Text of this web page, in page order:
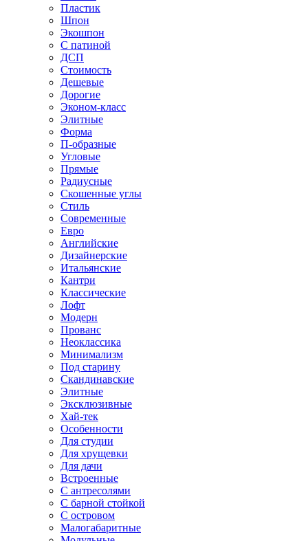
Пластик
Шпон
Экошпон
С патиной
ДСП
Стоимость
Дешевые
Дорогие
Эконом-класс
Элитные
Форма
П-образные
Угловые
Прямые
Радиусные
Скошенные углы
Стиль
Современные
Евро
Английские
Дизайнерские
Итальянские
Кантри
Классические
Лофт
Модерн
Прованс
Неоклассика
Минимализм
Под старину
Скандинавские
Элитные
Эксклюзивные
Хай-тек
Особенности
Для студии
Для хрущевки
Для дачи
Встроенные
С антресолями
С барной стойкой
С островом
Малогабаритные